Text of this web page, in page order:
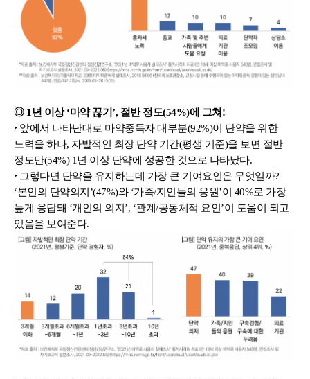
◎ 1년 이상 ‘마약 끊기’, 절반 정도(54%)에 그쳐!
‣ 앞에서 나타난대로 마약중독자 대부분(92%)이 단약을 위한
노력을 하나, 자발적인 최장 단약 기간(평생 기준)을 보면 절반
정도만(54%) 1년 이상 단약에 성공한 것으로 나타났다.
‣ 그렇다면 단약을 유지하는데 가장 큰 기여요인은 무엇일까?
‘본인의 단약의지’(47%)와 ‘가족/지인들의 응원’이 40%로 가장
높게 응답돼 ‘개인의 의지’, ‘관계/공동체적 요인’이 도움이 되고
있음을 보여준다.